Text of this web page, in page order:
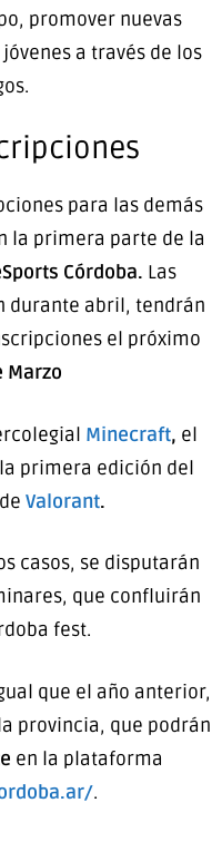
promover nuevas
a través de los
para las demás
la primera parte de la
Córdoba. Las
durante abril, tendrán
el próximo
Marzo
Minecraft, el
primera edición del
Valorant.
casos, se disputarán
que confluirán
fest.
que el año anterior,
provincia, que podrán
en la plataforma
.